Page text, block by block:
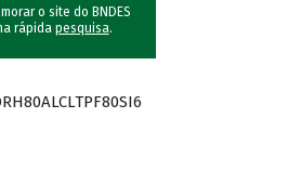
o site do BNDES
rápida pesquisa.